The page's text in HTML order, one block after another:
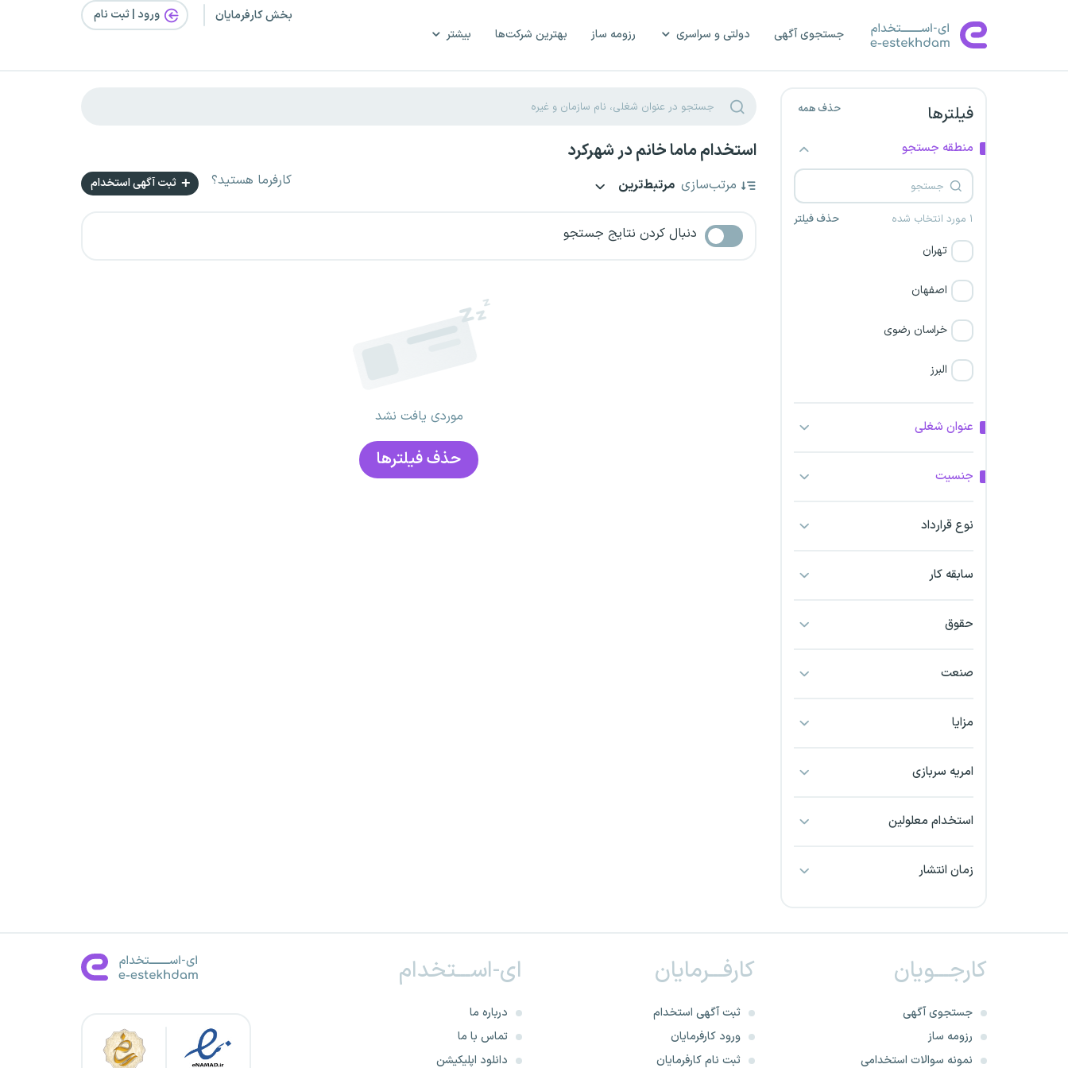
جستجوی آگهی دولتی و سراسری رزومه ساز بهترین شرکت‌ها بیشتر
بخش کارفرمایان ورود | ثبت‌ نام
فیلترها حذف همه
منطقه جستجو
۱ مورد انتخاب شده حذف فیلتر
تهران
اصفهان
خراسان رضوی
البرز
اراک
اردبیل
بندرعباس
خراسان شمالی
خرم آباد
خوزستان
عنوان شغلی
جنسیت
نوع قرارداد
سابقه کار
حقوق
صنعت
مزایا
امریه سربازی
استخدام معلولین
زمان انتشار
استخدام ماما خانم در شهرکرد
مرتب‌سازی مرتبط‌ترین کارفرما هستید؟ ثبت آگهی استخدام
دنبال کردن نتایج جستجو
موردی یافت نشد
حذف فیلتر‌ها
کارجـــویان
جستجوی آگهی
رزومه ساز
نمونه سوالات استخدامی
کارفـــرمایان
ثبت آگهی استخدام
ورود کارفرمایان
ثبت نام کارفرمایان
ای-اســـتخدام
درباره ما
تماس با ما
دانلود اپلیکیشن